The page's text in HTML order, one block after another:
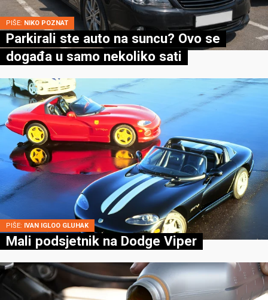
PIŠE: NIKO POZNAT
Parkirali ste auto na suncu? Ovo se
događa u samo nekoliko sati
PIŠE: IVAN IGLOO GLUHAK
Mali podsjetnik na Dodge Viper